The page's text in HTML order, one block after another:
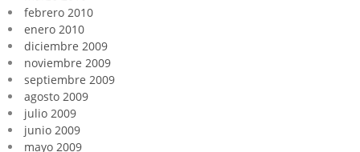
febrero 2010
enero 2010
diciembre 2009
noviembre 2009
septiembre 2009
agosto 2009
julio 2009
junio 2009
mayo 2009